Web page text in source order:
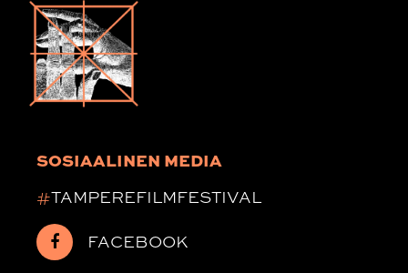
SOSIAALINEN MEDIA
#TAMPEREFILMFESTIVAL
FACEBOOK